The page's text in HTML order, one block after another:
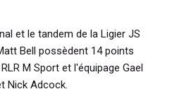
et le tandem de la Ligier JS
Bell possèdent 14 points
M Sport et l'équipage Gael
Nick Adcock.